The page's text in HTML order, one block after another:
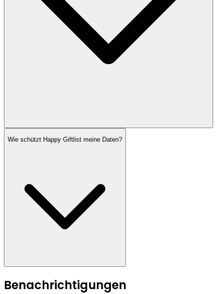
Wie schützt Happy Giftlist meine Daten?
Benachrichtigungen